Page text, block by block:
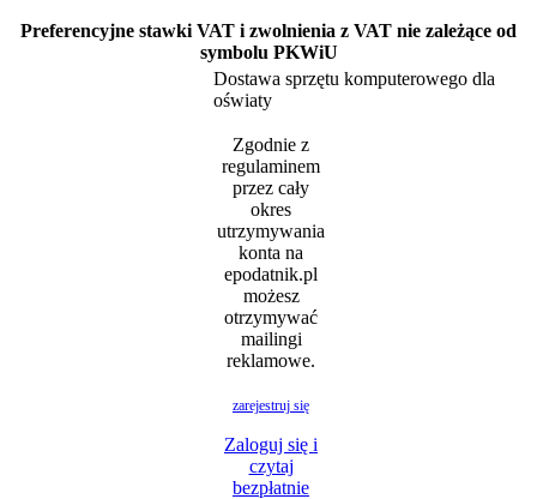
Preferencyjne stawki VAT i zwolnienia z VAT nie zależące od
symbolu PKWiU
Dostawa sprzętu komputerowego dla
oświaty
Zgodnie z
regulaminem
przez cały
okres
utrzymywania
konta na
epodatnik.pl
możesz
otrzymywać
mailingi
reklamowe.
zarejestruj się
Zaloguj się i
czytaj
bezpłatnie